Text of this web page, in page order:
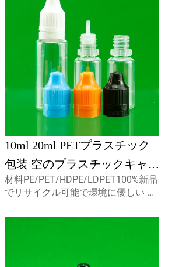
10ml 20ml PETプラスチック
包装 空のプラスチックキャッ
プ 液体オイルボトル チャイ
ルドプルーフキャップ付き
材料PE/PET/HDPE/LDPET100%新品
でリサイクル可能で環境に優しい 食
10ml 15ml カスタムキャプスミスト